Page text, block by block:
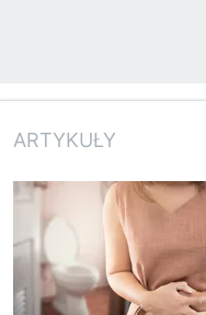
ARTYKUŁY